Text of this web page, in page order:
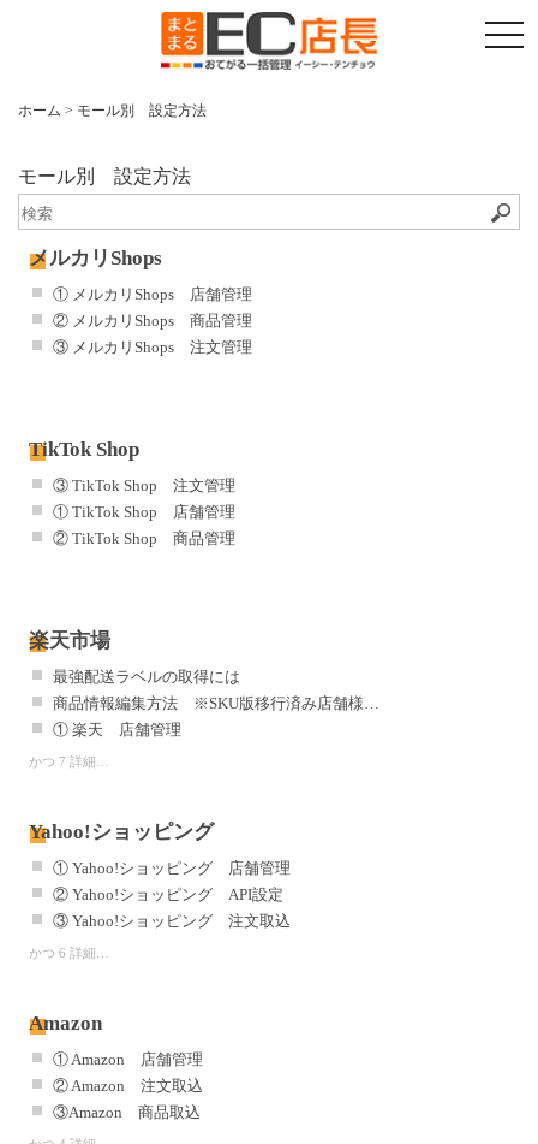
t
o
i
g
a
ホーム > モール別 設定方法
モール別 設定方法
メルカリShops
① メルカリShops 店舗管理
② メルカリShops 商品管理
③ メルカリShops 注文管理
TikTok Shop
③ TikTok Shop 注文管理
① TikTok Shop 店舗管理
② TikTok Shop 商品管理
楽天市場
最強配送ラベルの取得には
商品情報編集方法 ※SKU版移行済み店舗様用※
① 楽天 店舗管理
かつ 7 詳細…
Yahoo!ショッピング
① Yahoo!ショッピング 店舗管理
② Yahoo!ショッピング API設定
③ Yahoo!ショッピング 注文取込
かつ 6 詳細…
Amazon
① Amazon 店舗管理
② Amazon 注文取込
③Amazon 商品取込